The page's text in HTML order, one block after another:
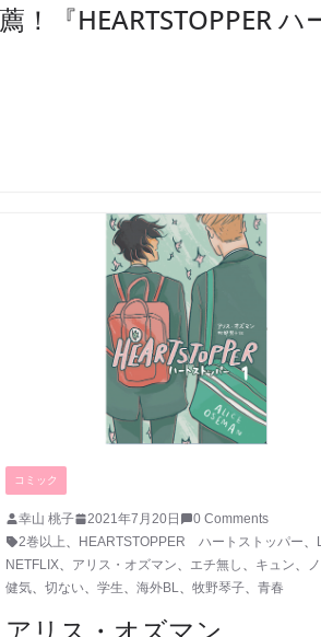
『HEARTSTOPPER ハ
コミック
幸山 桃子 2021年7月20日
0 Comments
2巻以上
HEARTSTOPPER ハートストッパー
NETFLIX、 アリス・オズマン エチ無し キュン
健気、 切ない、 学生 海外BL 牧野琴子、 青春
アリス・オズマン